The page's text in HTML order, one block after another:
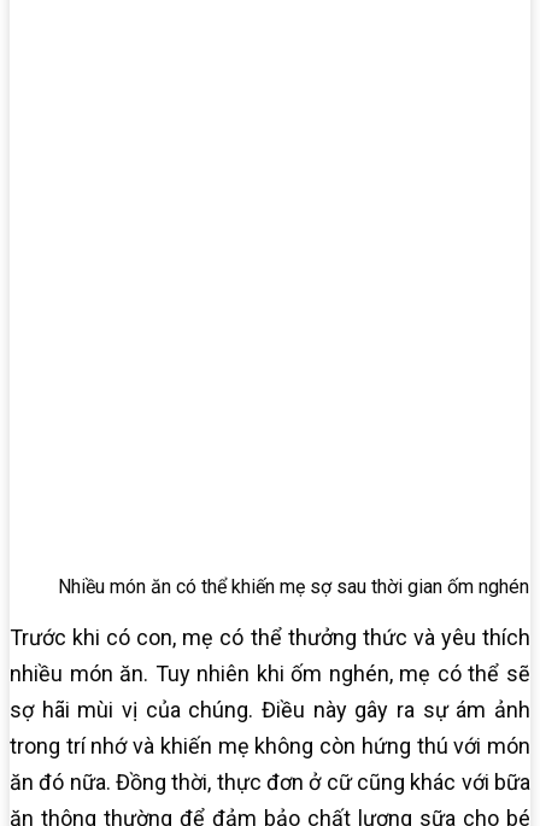
Nhiều món ăn có thể khiến mẹ sợ sau thời gian ốm nghén
Trước khi có con, mẹ có thể thưởng thức và yêu thích
nhiều món ăn. Tuy nhiên khi ốm nghén, mẹ có thể sẽ
sợ hãi mùi vị của chúng. Điều này gây ra sự ám ảnh
trong trí nhớ và khiến mẹ không còn hứng thú với món
ăn đó nữa. Đồng thời, thực đơn ở cữ cũng khác với bữa
ăn thông thường để đảm bảo chất lượng sữa cho bé